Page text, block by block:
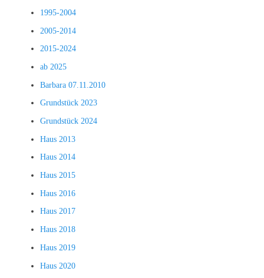
1995-2004
2005-2014
2015-2024
ab 2025
Barbara 07.11.2010
Grundstück 2023
Grundstück 2024
Haus 2013
Haus 2014
Haus 2015
Haus 2016
Haus 2017
Haus 2018
Haus 2019
Haus 2020